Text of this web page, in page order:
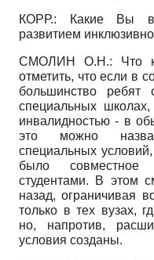
КОРР.: Какие Вы
развитием
СМОЛИН О.Н.: Что
отметить, что если в
большинство ребят
специальных
инвалидностью - в
это можно
специальных
было
студентами. В этом
назад, ограничивая
только в тех вузах,
но, напротив,
условия созданы.